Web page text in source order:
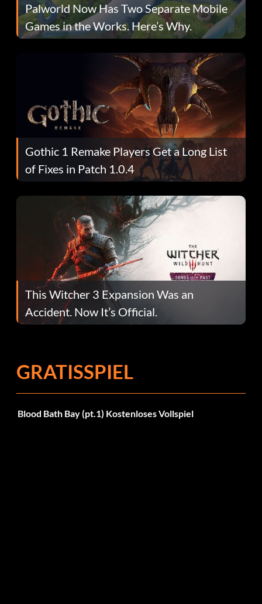
Palworld Now Has Two Separate Mobile
Games in the Works. Here’s Why.
Gothic 1 Remake Players Get a Long List
of Fixes in Patch 1.0.4
This Witcher 3 Expansion Was an
Accident. Now It’s Official.
GRATISSPIEL
Blood Bath Bay (pt.1) Kostenloses Vollspiel